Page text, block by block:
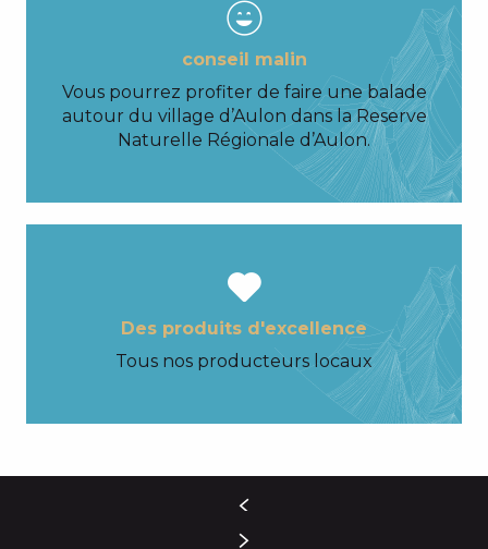
conseil malin
Vous pourrez profiter de faire une balade
autour du village d’Aulon dans la Reserve
Naturelle Régionale d’Aulon.
Des produits d'excellence
Tous nos producteurs locaux